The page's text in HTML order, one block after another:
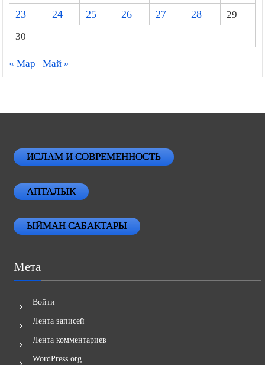
23
24 25 26 27 28
29
30
« Мар Май »
ИСЛАМ И СОВРЕМЕННОСТЬ
АПТАЛЫК
ЫЙМАН САБАКТАРЫ
Мета
Войти
Лента записей
Лента комментариев
WordPress.org